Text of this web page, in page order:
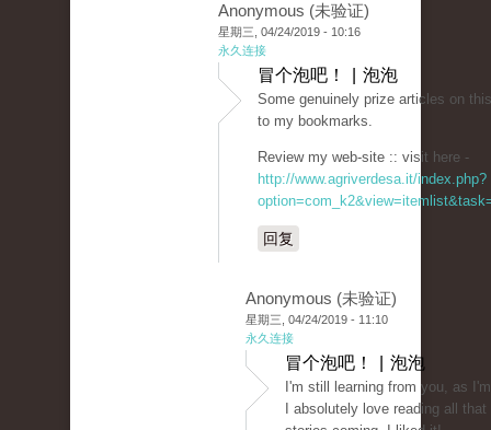
Anonymous (未验证)
星期三, 04/24/2019 - 10:16
永久连接
冒个泡吧！ | 泡泡
Some genuinely prize articles on
to my bookmarks.
Review my web-site :: visit here -
http://www.agriverdesa.it/index.php?
回复
Anonymous (未验证)
星期三, 04/24/2019 - 11:10
永久连接
冒个泡吧！ | 泡泡
I'm still learning from you, as
I absolutely love reading all